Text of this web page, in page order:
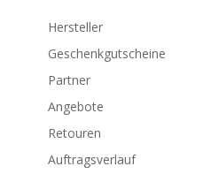
Hersteller
Geschenkgutscheine
Partner
Angebote
Retouren
Auftragsverlauf